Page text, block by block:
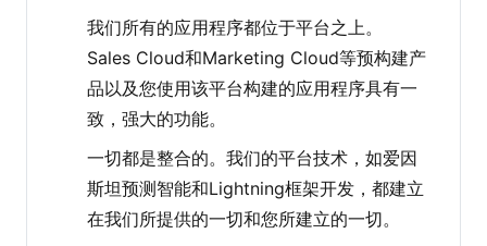
我们所有的应用程序都位于平台之上。
Sales Cloud和Marketing Cloud等预构建产
品以及您使用该平台构建的应用程序具有一
致，强大的功能。
一切都是整合的。我们的平台技术，如爱因
斯坦预测智能和Lightning框架开发，都建立
在我们所提供的一切和您所建立的一切。